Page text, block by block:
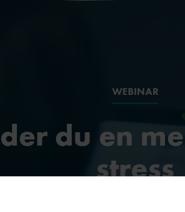
WEBINAR
du en
stress